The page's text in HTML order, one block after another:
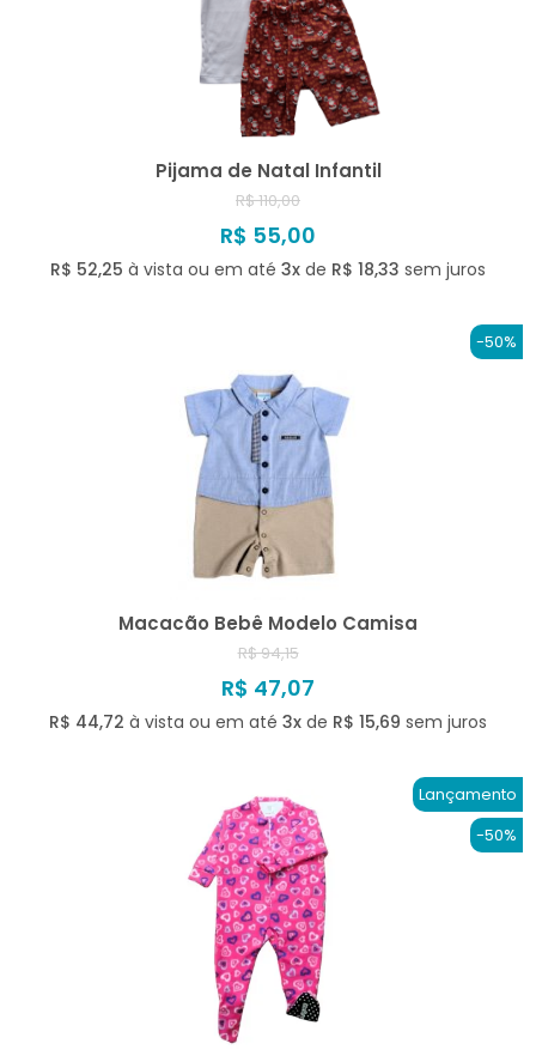
Pijama de Natal Infantil
R$ 110,00
R$ 55,00
R$ 52,25 à vista ou em até 3x de R$ 18,33 sem juros
-50%
Macacão Bebê Modelo Camisa
R$ 94,15
R$ 47,07
R$ 44,72 à vista ou em até 3x de R$ 15,69 sem juros
Lançamento
-50%